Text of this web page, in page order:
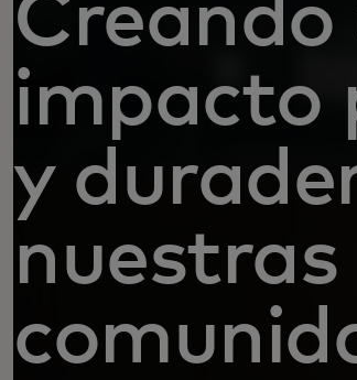
Creando
impacto
y
nuestras